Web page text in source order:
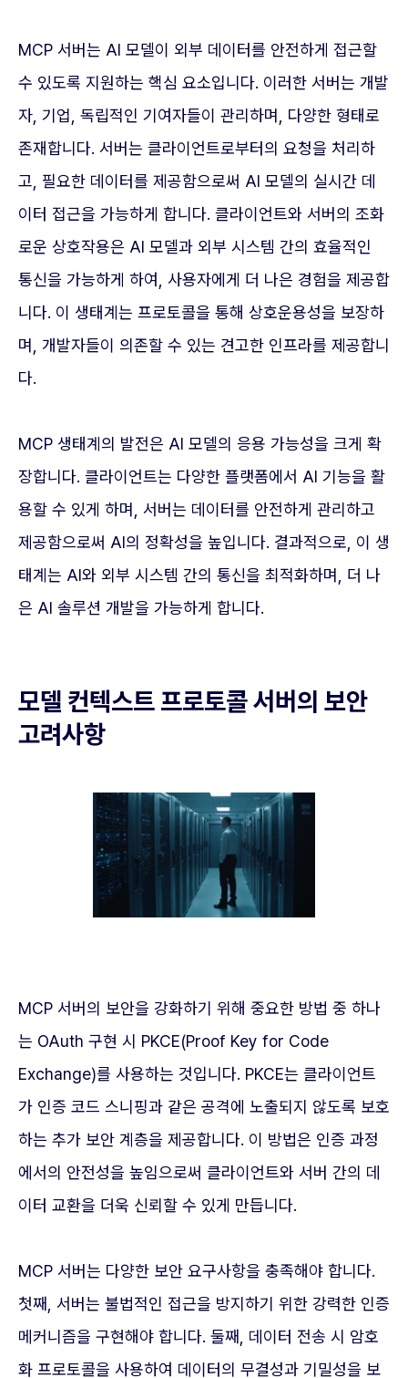
MCP 서버는 AI 모델이 외부 데이터를 안전하게 접근할
수 있도록 지원하는 핵심 요소입니다. 이러한 서버는 개발
자, 기업, 독립적인 기여자들이 관리하며, 다양한 형태로
존재합니다. 서버는 클라이언트로부터의 요청을 처리하
고, 필요한 데이터를 제공함으로써 AI 모델의 실시간 데
이터 접근을 가능하게 합니다. 클라이언트와 서버의 조화
로운 상호작용은 AI 모델과 외부 시스템 간의 효율적인
통신을 가능하게 하여, 사용자에게 더 나은 경험을 제공합
니다. 이 생태계는 프로토콜을 통해 상호운용성을 보장하
며, 개발자들이 의존할 수 있는 견고한 인프라를 제공합니
다.
MCP 생태계의 발전은 AI 모델의 응용 가능성을 크게 확
장합니다. 클라이언트는 다양한 플랫폼에서 AI 기능을 활
용할 수 있게 하며, 서버는 데이터를 안전하게 관리하고
제공함으로써 AI의 정확성을 높입니다. 결과적으로, 이 생
태계는 AI와 외부 시스템 간의 통신을 최적화하며, 더 나
은 AI 솔루션 개발을 가능하게 합니다.
모델 컨텍스트 프로토콜 서버의 보안
고려사항
MCP 서버의 보안을 강화하기 위해 중요한 방법 중 하나
는 OAuth 구현 시 PKCE(Proof Key for Code
Exchange)를 사용하는 것입니다. PKCE는 클라이언트
가 인증 코드 스니핑과 같은 공격에 노출되지 않도록 보호
하는 추가 보안 계층을 제공합니다. 이 방법은 인증 과정
에서의 안전성을 높임으로써 클라이언트와 서버 간의 데
이터 교환을 더욱 신뢰할 수 있게 만듭니다.
MCP 서버는 다양한 보안 요구사항을 충족해야 합니다.
첫째, 서버는 불법적인 접근을 방지하기 위한 강력한 인증
메커니즘을 구현해야 합니다. 둘째, 데이터 전송 시 암호
화 프로토콜을 사용하여 데이터의 무결성과 기밀성을 보